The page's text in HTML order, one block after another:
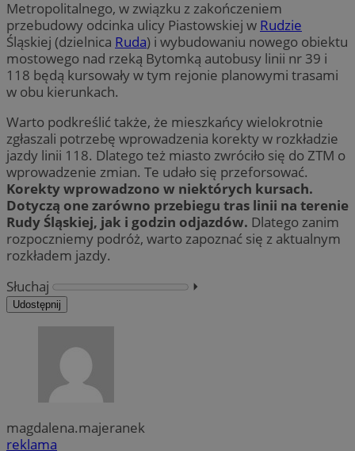
Metropolitalnego, w związku z zakończeniem
przebudowy odcinka ulicy Piastowskiej w Rudzie
Śląskiej (dzielnica Ruda) i wybudowaniu nowego obiektu
mostowego nad rzeką Bytomką autobusy linii nr 39 i
118 będą kursowały w tym rejonie planowymi trasami
w obu kierunkach.
Warto podkreślić także, że mieszkańcy wielokrotnie
zgłaszali potrzebę wprowadzenia korekty w rozkładzie
jazdy linii 118. Dlatego też miasto zwróciło się do ZTM o
wprowadzenie zmian. Te udało się przeforsować.
Korekty wprowadzono w niektórych kursach.
Dotyczą one zarówno przebiegu tras linii na terenie
Rudy Śląskiej, jak i godzin odjazdów. Dlatego zanim
rozpoczniemy podróż, warto zapoznać się z aktualnym
rozkładem jazdy.
Słuchaj
⏵︎
Udostępnij
magdalena.majeranek
reklama